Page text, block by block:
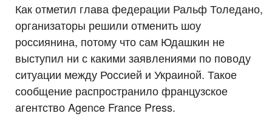
Как отметил глава федерации Ральф Толедано,
организаторы решили отменить шоу
россиянина, потому что сам Юдашкин не
выступил ни с какими заявлениями по поводу
ситуации между Россией и Украиной. Такое
сообщение распространило французское
агентство Agence France Press.